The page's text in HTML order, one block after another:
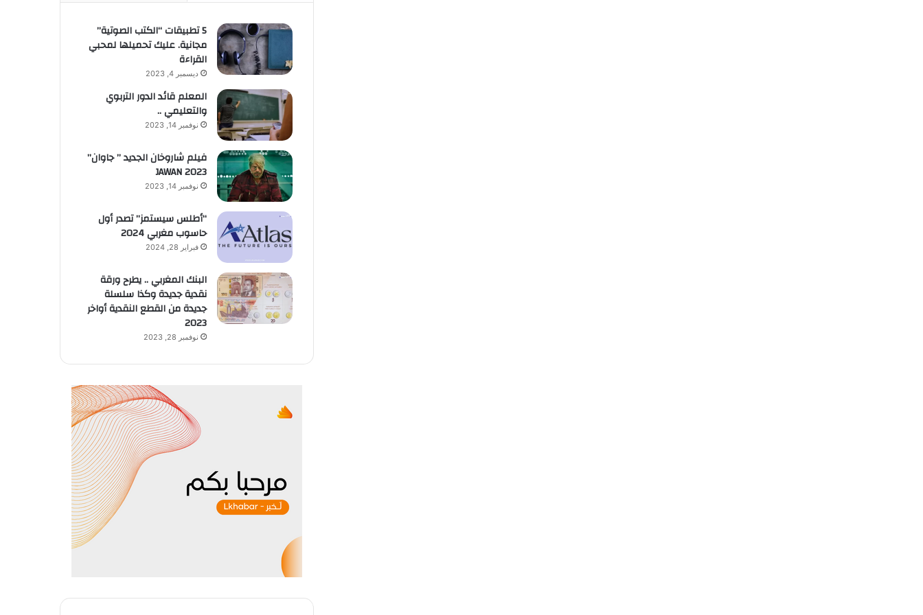
5 تطبيقات “الكتب الصوتية”
مجانية. عليك تحميلها لمحبي
القراءة
ديسمبر 4, 2023
المعلم قائد الدور التربوي
والتعليمي ..
نوفمبر 14, 2023
فيلم شاروخان الجديد ” جاوان”
JAWAN 2023
نوفمبر 14, 2023
“أطلس سيستمز” تصدر أول
حاسوب مغربي 2024
فبراير 28, 2024
البنك المغربي .. يطرح ورقة
نقدية جديدة وكذا سلسلة
جديدة من القطع النقدية أواخر
2023
نوفمبر 28, 2023